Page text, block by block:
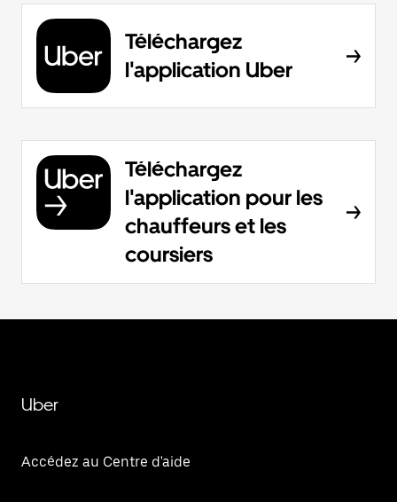
Téléchargez
l'application Uber
Téléchargez
l'application pour les
chauffeurs et les
coursiers
Uber
Accédez au Centre d'aide